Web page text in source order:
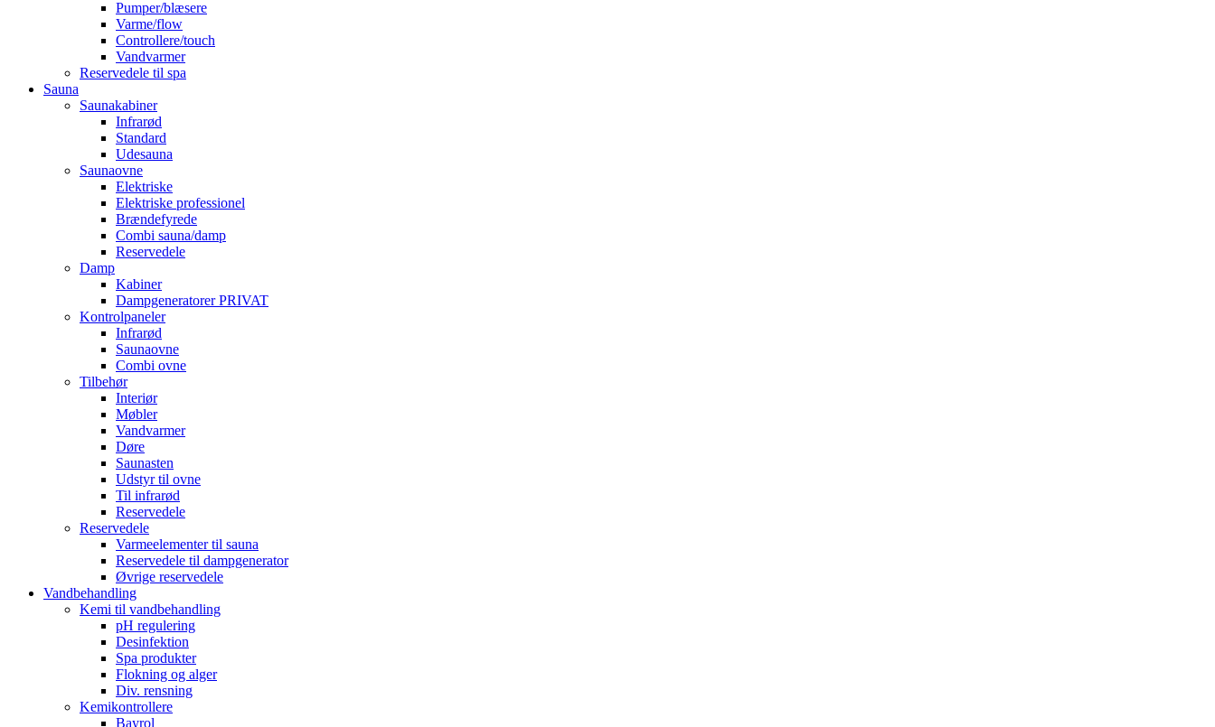
Pumper/blæsere
Varme/flow
Controllere/touch
Vandvarmer
Reservedele til spa
Sauna
Saunakabiner
Infrarød
Standard
Udesauna
Saunaovne
Elektriske
Elektriske professionel
Brændefyrede
Combi sauna/damp
Reservedele
Damp
Kabiner
Dampgeneratorer PRIVAT
Kontrolpaneler
Infrarød
Saunaovne
Combi ovne
Tilbehør
Interiør
Møbler
Vandvarmer
Døre
Saunasten
Udstyr til ovne
Til infrarød
Reservedele
Reservedele
Varmeelementer til sauna
Reservedele til dampgenerator
Øvrige reservedele
Vandbehandling
Kemi til vandbehandling
pH regulering
Desinfektion
Spa produkter
Flokning og alger
Div. rensning
Kemikontrollere
Bayrol